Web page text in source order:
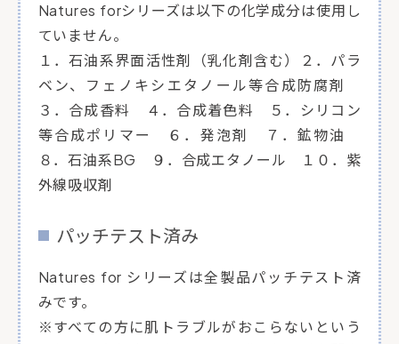
Natures forシリーズは以下の化学成分は使用し
ていません。
１．石油系界面活性剤（乳化剤含む）２．パラ
ベン、フェノキシエタノール等合成防腐剤
３．合成香料 ４．合成着色料 ５．シリコン
等合成ポリマー ６．発泡剤 ７．鉱物油
８．石油系BG ９．合成エタノール １０．紫
外線吸収剤
パッチテスト済み
Natures for シリーズは全製品パッチテスト済
みです。
※すべての方に肌トラブルがおこらないという